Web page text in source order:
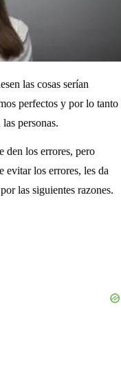
las cosas serían
perfectos y por lo tanto
personas.
den los errores, pero
evitar los errores, les da
las siguientes razones.